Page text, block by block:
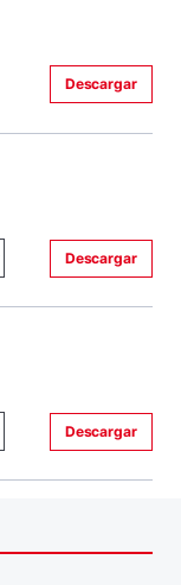
Descargar
Descargar
Descargar